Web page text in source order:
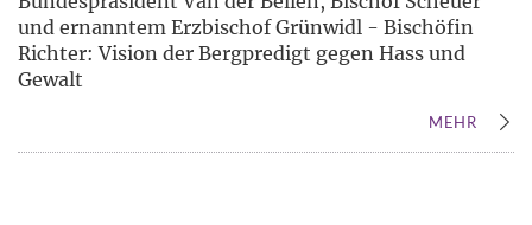
und ernanntem Erzbischof Grünwidl - Bischöfin
Richter: Vision der Bergpredigt gegen Hass und
Gewalt
MEHR